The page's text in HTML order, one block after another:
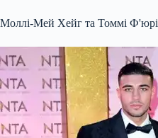
Моллі-Мей Хейг та Томмі Ф'юрі